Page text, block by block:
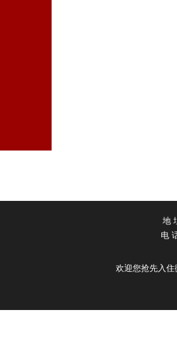
地
电
欢迎您抢先入